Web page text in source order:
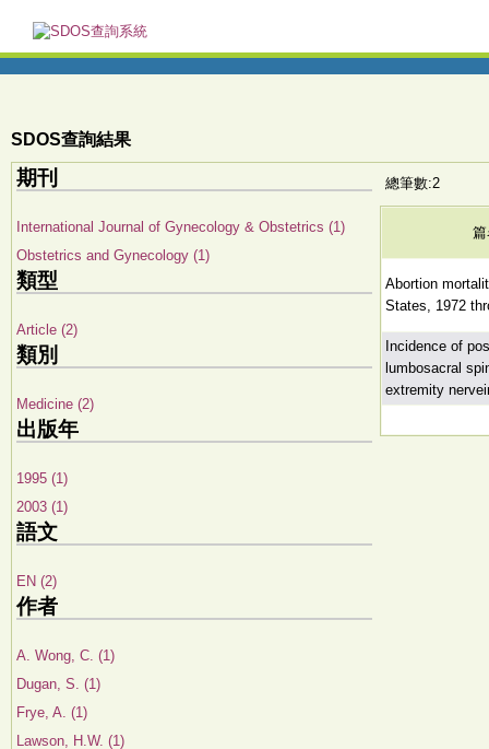
SDOS查詢結果
期刊
International Journal of Gynecology & Obstetrics (1)
Obstetrics and Gynecology (1)
類型
Article (2)
類別
Medicine (2)
出版年
1995 (1)
2003 (1)
語文
EN (2)
作者
A. Wong, C. (1)
Dugan, S. (1)
Frye, A. (1)
Lawson, H.W. (1)
總筆數:2
Abortion
States, 1972
Incidence of
lumbosacral
extremity